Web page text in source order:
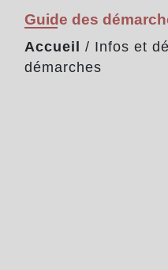
Guide des
Accueil / Infos et
démarches